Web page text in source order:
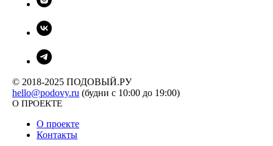
© 2018-2025 ПОДОВЫЙ.РУ
hello@podovy.ru (будни с 10:00 до 19:00)
О ПРОЕКТЕ
О проекте
Контакты